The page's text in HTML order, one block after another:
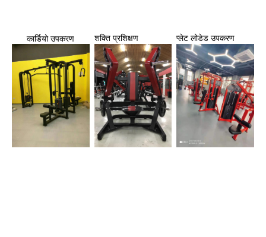
कार्डियो उपकरण शक्ति प्रशिक्षण प्लेट लोडेड उपकरण